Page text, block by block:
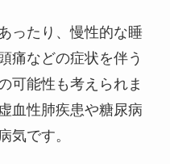
ったり、慢性的な睡
痛などの症状を伴う
可能性も考えられま
血性肺疾患や糖尿病
気です。